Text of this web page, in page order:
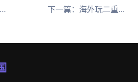
下一篇： 海外玩二重螺旋卡顿延迟高解决办法